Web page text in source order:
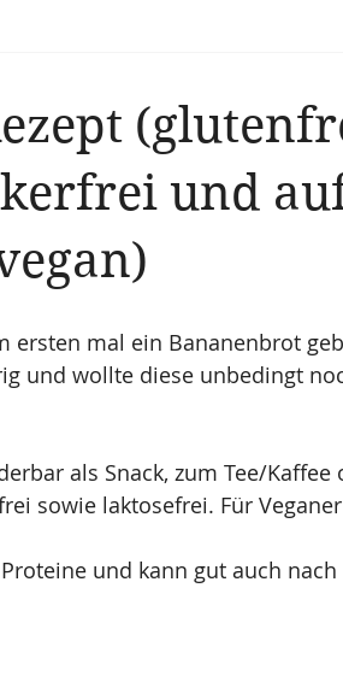
und
ersten mal ein Bananenbrot
und wollte diese unbedingt
als Snack, zum Tee/Kaffee
sowie laktosefrei. Für
und kann gut auch